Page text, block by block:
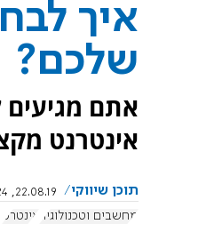
איך
שלכם?
אתם
אינטרנט
תוכן שיווקי
22.08.19, 13:24
מחשבים וטכנולוגיה
אינטרט